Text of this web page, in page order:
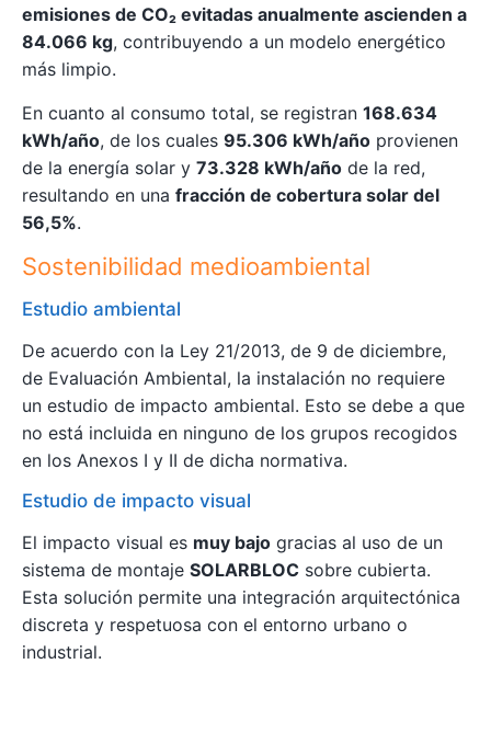
emisiones de CO₂ evitadas anualmente ascienden a
84.066 kg, contribuyendo a un modelo energético
más limpio.
En cuanto al consumo total, se registran 168.634
kWh/año, de los cuales 95.306 kWh/año provienen
de la energía solar y 73.328 kWh/año de la red,
resultando en una fracción de cobertura solar del
56,5%.
Sostenibilidad medioambiental
Estudio ambiental
De acuerdo con la Ley 21/2013, de 9 de diciembre,
de Evaluación Ambiental, la instalación no requiere
un estudio de impacto ambiental. Esto se debe a que
no está incluida en ninguno de los grupos recogidos
en los Anexos I y II de dicha normativa.
Estudio de impacto visual
El impacto visual es muy bajo gracias al uso de un
sistema de montaje SOLARBLOC sobre cubierta.
Esta solución permite una integración arquitectónica
discreta y respetuosa con el entorno urbano o
industrial.